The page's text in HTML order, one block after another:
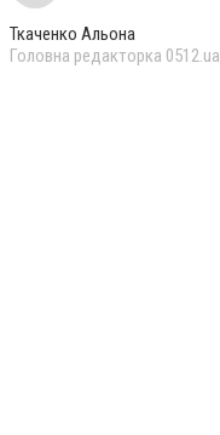
Ткаченко Альона
Головна редакторка 0512.ua